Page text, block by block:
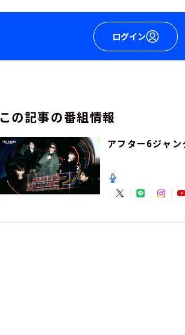
ログイン
この記事の番組情報
アフター6ジャン